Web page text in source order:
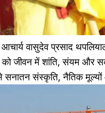
वासुदेव प्रसाद
जीवन में शांति, संयम और
सनातन संस्कृति, नैतिक